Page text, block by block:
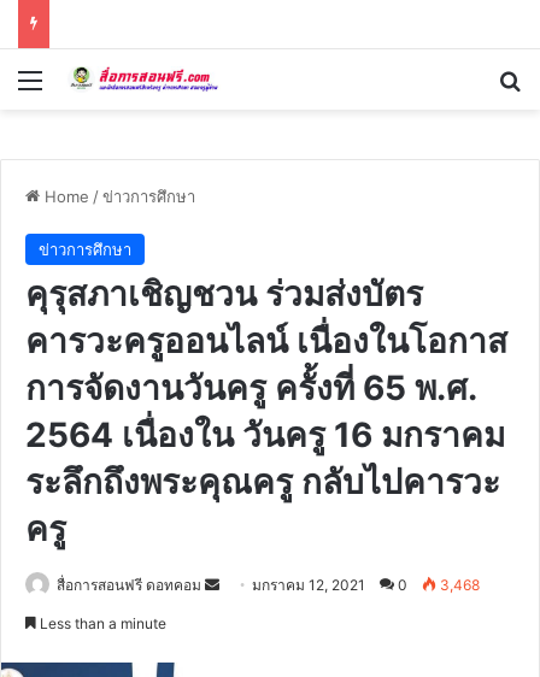
Menu
Home /ข่าวการศึกษา
ข่าวการศึกษา
คุรุสภาเชิญชวน ร่วมส่งบัตร
คารวะครูออนไลน์ เนื่องในโอกาส
การจัดงานวันครู ครั้งที่ 65 พ.ศ.
2564 เนื่องใน วันครู 16 มกราคม
ระลึกถึงพระคุณครู กลับไปคารวะ
ครู
สื่อการสอนฟรี ดอทคอม
Sendมกราคม 12, 2021 0 3,468
Less than a minute